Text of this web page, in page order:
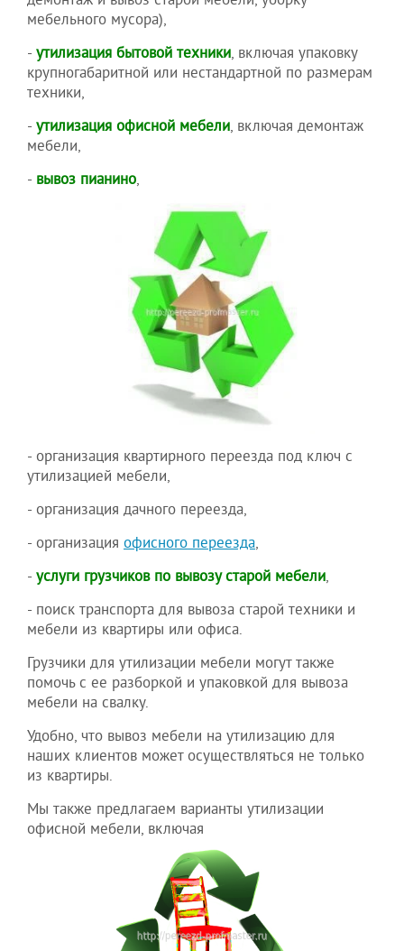
мебельного мусора),
- утилизация бытовой техники, включая упаковку
крупногабаритной или нестандартной по размерам
техники,
- утилизация офисной мебели, включая демонтаж
мебели,
- вывоз пианино,
- организация квартирного переезда под ключ с
утилизацией мебели,
- организация дачного переезда,
- организация офисного переезда,
- услуги грузчиков по вывозу старой мебели,
- поиск транспорта для вывоза старой техники и
мебели из квартиры или офиса.
Грузчики для утилизации мебели могут также
помочь с ее разборкой и упаковкой для вывоза
мебели на свалку.
Удобно, что вывоз мебели на утилизацию для
наших клиентов может осуществляться не только
из квартиры.
Мы также предлагаем варианты утилизации
офисной мебели, включая